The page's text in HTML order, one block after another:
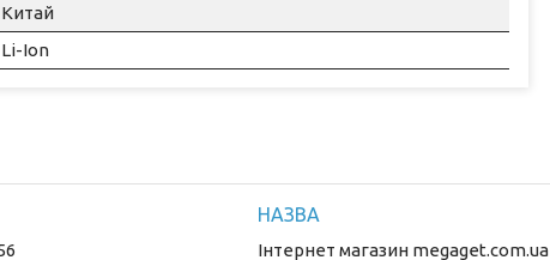
Китай
Li-Ion
Інтернет магазин megaget.com.ua